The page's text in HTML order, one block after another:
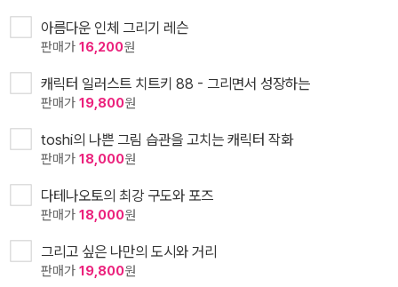
아름다운 인체 그리기 레슨
판매가 16,200원
캐릭터 일러스트 치트키 88 - 그리면서 성장하는
판매가 19,800원
toshi의 나쁜 그림 습관을 고치는 캐릭터 작화
판매가 18,000원
다테나오토의 최강 구도와 포즈
판매가 18,000원
그리고 싶은 나만의 도시와 거리
판매가 19,800원